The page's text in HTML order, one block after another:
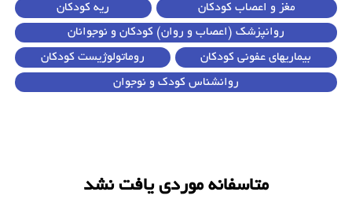
مغز و اعصاب کودکان
ریه کودکان
روانپزشک (اعصاب و روان) کودکان و نوجوانان
بیماریهای عفونی کودکان
روماتولوژیست کودکان
روانشناس کودک و نوجوان
متاسفانه موردی یافت نشد